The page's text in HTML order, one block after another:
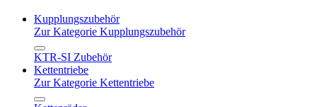
Kupplungszubehör
Zur Kategorie Kupplungszubehör
KTR-SI Zubehör
Kettentriebe
Zur Kategorie Kettentriebe